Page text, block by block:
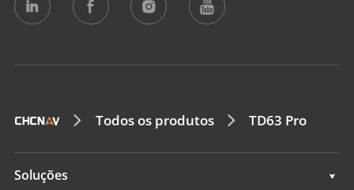
Todos os produtos TD63 Pro
Soluções